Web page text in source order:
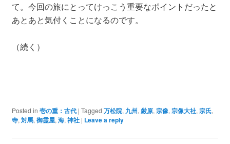
て。今回の旅にとってけっこう重要なポイントだったと
あとあと気付くことになるのです。
（続く）
Posted in 壱の重：古代 | Tagged 万松院, 九州, 厳原, 宗像, 宗像大社, 宗氏,
寺, 対馬, 御霊屋, 海, 神社 | Leave a reply